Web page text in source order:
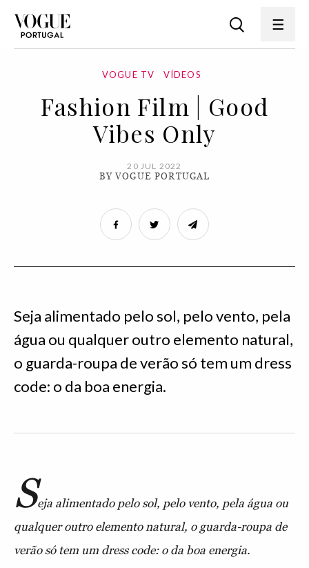
VOGUE TV VÍDEOS
Fashion Film | Good
Vibes Only
20 JUL 2022
BY VOGUE PORTUGAL
Seja alimentado pelo sol, pelo vento, pela
água ou qualquer outro elemento natural,
o guarda-roupa de verão só tem um dress
code: o da boa energia.
Seja alimentado pelo sol, pelo vento, pela água ou
qualquer outro elemento natural, o guarda-roupa de
verão só tem um dress code: o da boa energia.